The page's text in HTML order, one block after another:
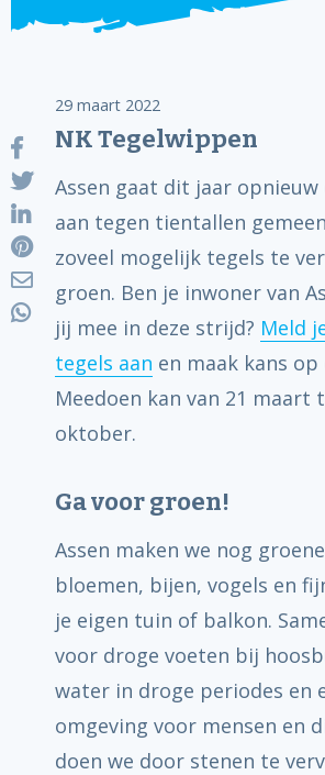
29 maart 2022
NK Tegelwippen
Assen gaat dit jaar
aan tegen tientallen
zoveel mogelijk tegels te
groen. Ben je inwoner van
jij mee in deze strijd? Meld
tegels aan en maak kans
Meedoen kan van 21 maart
oktober.
Ga voor groen!
Assen maken we nog
bloemen, bijen, vogels en
je eigen tuin of balkon.
voor droge voeten bij
water in droge periodes en
omgeving voor mensen en
doen we door stenen te